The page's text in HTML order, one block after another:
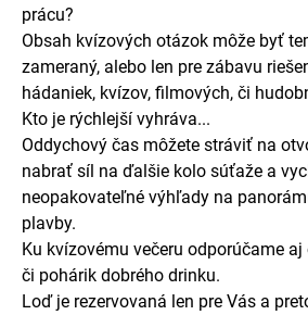
prácu?
Obsah kvízových otázok môže byť
zameraný, alebo len pre zábavu
hádaniek, kvízov, filmových, či
Kto je rýchlejší vyhráva...
Oddychový čas môžete stráviť na
nabrať síl na ďalšie kolo súťaže a
neopakovateľné výhľady na
plavby.
Ku kvízovému večeru odporúčame
či pohárik dobrého drinku.
Loď je rezervovaná len pre Vás a